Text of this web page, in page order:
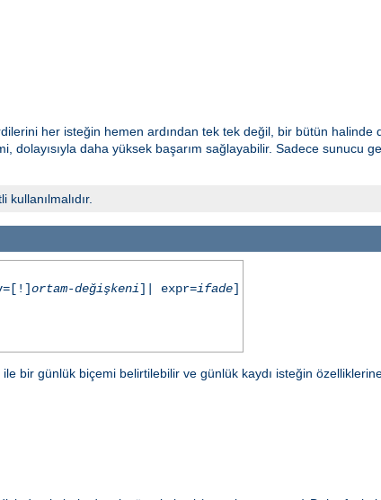
her isteğin hemen ardından tek tek değil, bir bütün halinde
dolayısıyla daha yüksek başarım sağlayabilir. Sadece sunucu
ortam-değişkeni]| expr=ifade]
bir günlük biçemi belirtilebilir ve günlük kaydı isteğin